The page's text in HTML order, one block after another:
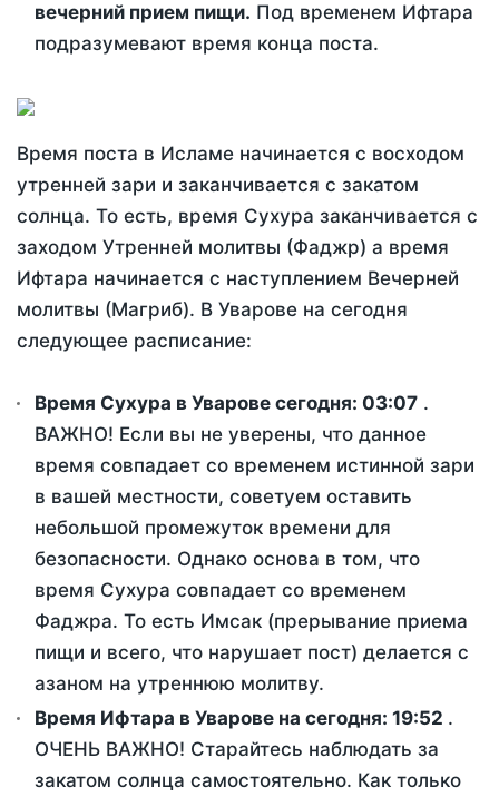
вечерний прием пищи. Под временем Ифтара
подразумевают время конца поста.
Время поста в Исламе начинается с восходом
утренней зари и заканчивается с закатом
солнца. То есть, время Сухура заканчивается с
заходом Утренней молитвы (Фаджр) а время
Ифтара начинается с наступлением Вечерней
молитвы (Магриб). В Уварове на сегодня
следующее расписание:
Время Сухура в Уварове сегодня: 03:07 .
ВАЖНО! Если вы не уверены, что данное
время совпадает со временем истинной зари
в вашей местности, советуем оставить
небольшой промежуток времени для
безопасности. Однако основа в том, что
время Сухура совпадает со временем
Фаджра. То есть Имсак (прерывание приема
пищи и всего, что нарушает пост) делается с
азаном на утреннюю молитву.
Время Ифтара в Уварове на сегодня: 19:52 .
ОЧЕНЬ ВАЖНО! Старайтесь наблюдать за
закатом солнца самостоятельно. Как только